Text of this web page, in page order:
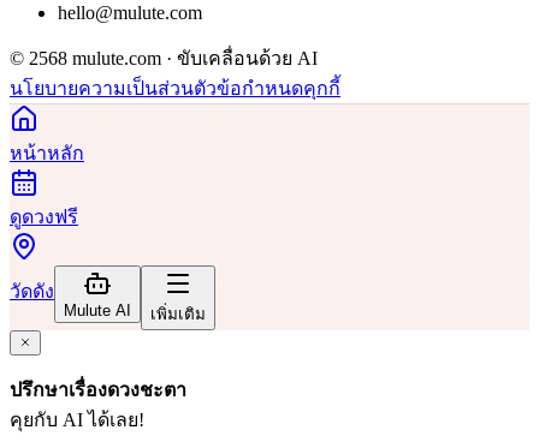
hello@mulute.com
© 2568 mulute.com · ขับเคลื่อนด้วย AI
นโยบายความเป็นส่วนตัวข้อกำหนดคุกกี้
หน้าหลัก
ดูดวงฟรี
วัดดัง
Mulute AI เพิ่มเติม
ปรึกษาเรื่องดวงชะตา
คุยกับ AI ได้เลย!